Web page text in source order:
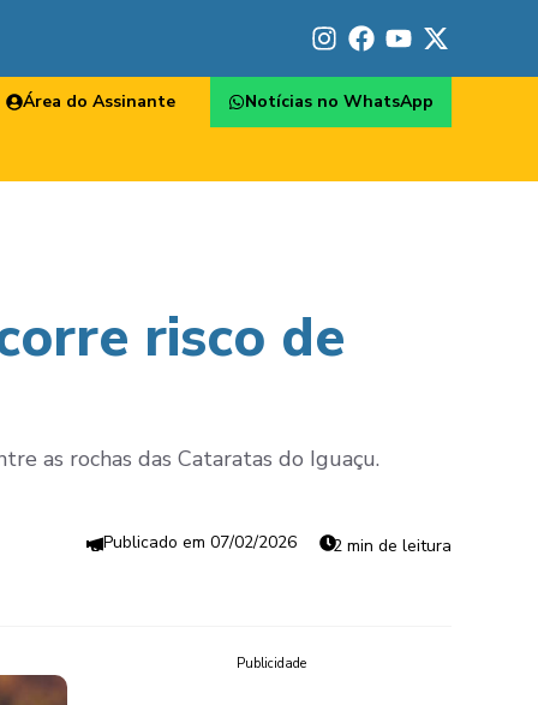
Área do Assinante Notícias no WhatsApp
risco de
as rochas das Cataratas do Iguaçu.
07/02/2026 2 min de leitura
Publicidade